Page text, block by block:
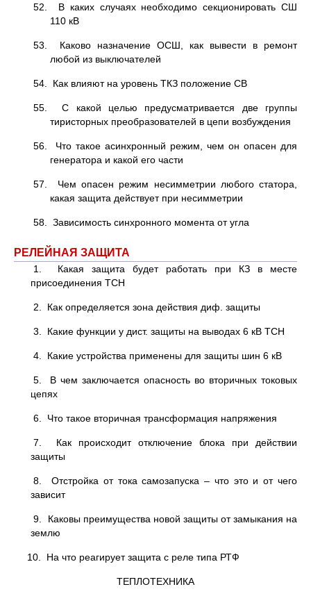
52. В каких случаях необходимо секционировать СШ
110 кВ
53. Каково назначение ОСШ, как вывести в ремонт
любой из выключателей
54. Как влияют на уровень ТКЗ положение СВ
55. С какой целью предусматривается две группы
тиристорных преобразователей в цепи возбуждения
56. Что такое асинхронный режим, чем он опасен для
генератора и какой его части
57. Чем опасен режим несимметрии любого статора,
какая защита действует при несимметрии
58. Зависимость синхронного момента от угла
РЕЛЕЙНАЯ ЗАЩИТА
1. Какая защита будет работать при КЗ в месте
присоединения ТСН
2. Как определяется зона действия диф. защиты
3. Какие функции у дист. защиты на выводах 6 кВ ТСН
4. Какие устройства применены для защиты шин 6 кВ
5. В чем заключается опасность во вторичных токовых
цепях
6. Что такое вторичная трансформация напряжения
7. Как происходит отключение блока при действии
защиты
8. Отстройка от тока самозапуска – что это и от чего
зависит
9. Каковы преимущества новой защиты от замыкания на
землю
10. На что реагирует защита с реле типа РТФ
ТЕПЛОТЕХНИКА